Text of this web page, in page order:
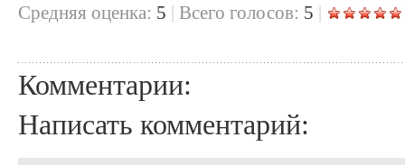
Cредняя оценка: 5 | Всего голосов: 5 |
Комментарии:
Написать комментарий: